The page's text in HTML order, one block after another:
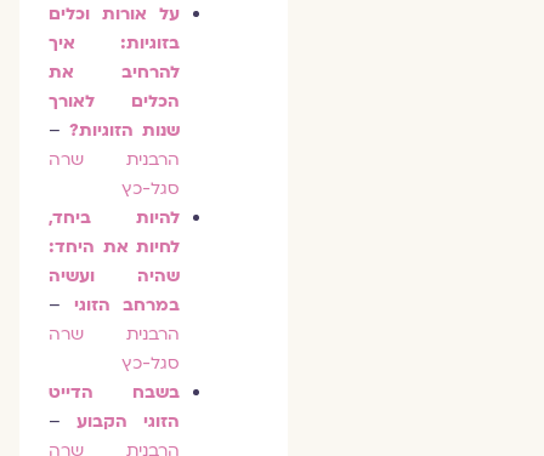
על אורות וכלים
בזוגיות: איך
להרחיב את
הכלים לאורך
שנות הזוגיות?–
הרבנית שרה
סגל-כץ
להיות ביחד,
לחיות את היחד:
שהיה ועשיה
במרחב הזוגי–
הרבנית שרה
סגל-כץ
בשבח הדייט
הזוגי הקבוע–
הרבנית שרה